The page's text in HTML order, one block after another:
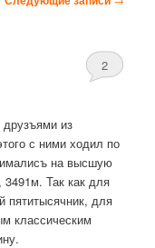
2
из
с ними ходил по
на высшую
Так как для
пятитысячник, для
классическим